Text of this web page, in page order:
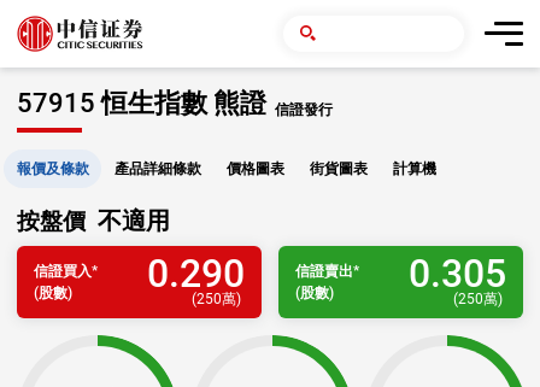
57915 恒生指數 熊證 信證發行
報價及條款 產品詳細條款 價格圖表 街貨圖表 計算機
按盤價 不適用
信證買入*
(股數)
0.290
(250萬)
信證賣出*
(股數)
0.305
(250萬)